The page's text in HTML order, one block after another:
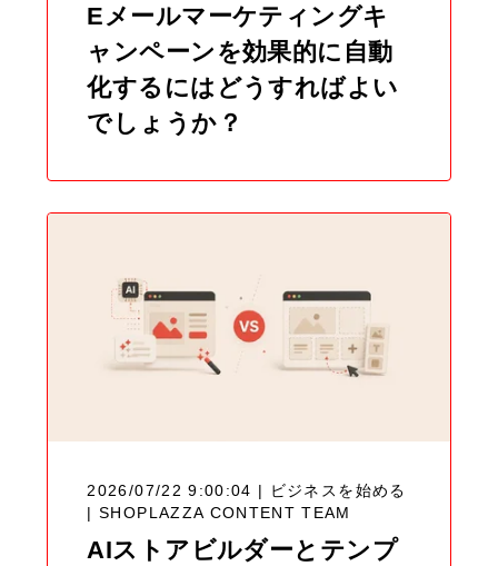
Eメールマーケティングキ
ャンペーンを効果的に自動
化するにはどうすればよい
でしょうか？
2026/07/22 9:00:04 | ビジネスを始める
|SHOPLAZZA CONTENT TEAM
AIストアビルダーとテンプ